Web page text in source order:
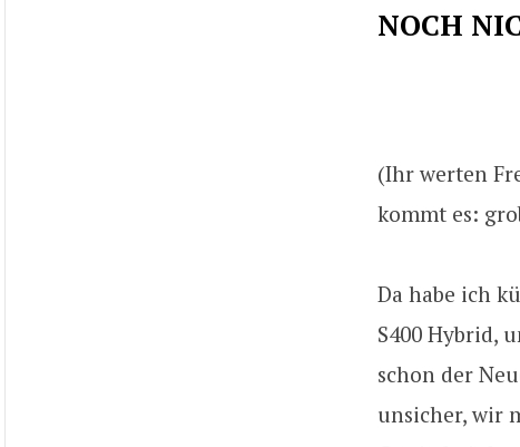
NOCH
(Ihr werten
kommt es:
Da habe ich
S400 Hybrid,
schon der
unsicher, wir